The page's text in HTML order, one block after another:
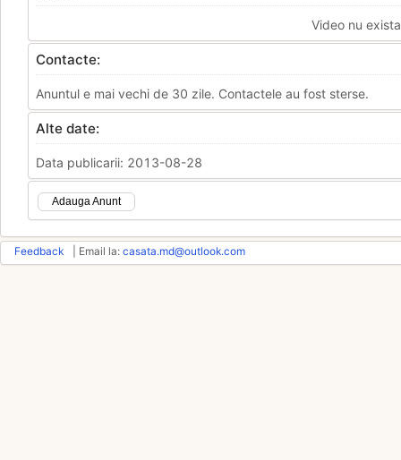
Video nu
Contacte:
Anuntul e mai vechi de 30 zile. Contactele au fost sterse.
Alte date:
Data publicarii: 2013-08-28
Adauga Anunt
Feedback | Email la: casata.md@outlook.com